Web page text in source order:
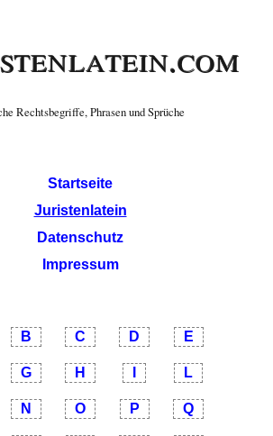
Rechtsbegriffe, Phrasen und Sprüche
Startseite
Juristenlatein
Datenschutz
Impressum
B C D E
G H L
N O P Q